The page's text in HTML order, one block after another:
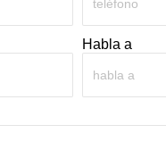
Habla a